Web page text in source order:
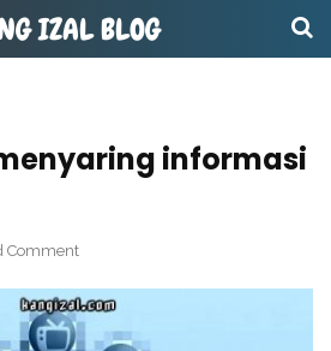
IZAL BLOG
informasi
Comment